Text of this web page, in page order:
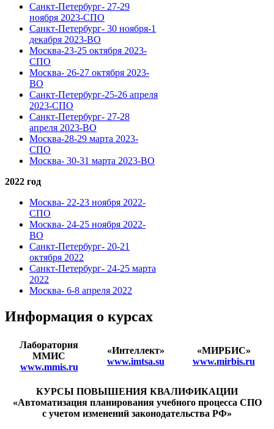
Санкт-Петербург- 27-29
ноября 2023-СПО
Санкт-Петербург- 30 ноября-1
декабря 2023-ВО
Москва-23-25 октября 2023-
СПО
Москва- 26-27 октября 2023-
ВО
Санкт-Петербург-25-26 апреля
2023-СПО
Санкт-Петербург- 27-28
апреля 2023-ВО
Москва-28-29 марта 2023-
СПО
Москва- 30-31 марта 2023-ВО
2022 год
Москва- 22-23 ноября 2022-
СПО
Москва- 24-25 ноября 2022-
ВО
Санкт-Петербург- 20-21
октября 2022
Санкт-Петербург- 24-25 марта
2022
Москва- 6-8 апреля 2022
Информация о курсах
Лаборатория
ММИС
www.mmis.ru
«Интеллект»
www.imtsa.su
«МИРБИС»
www.mirbis.ru
КУРСЫ ПОВЫШЕНИЯ КВАЛИФИКАЦИИ
«Автоматизация планирования учебного процесса СПО
с учетом изменений законодательства РФ»